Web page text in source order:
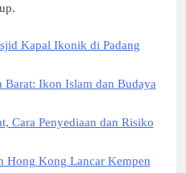
Kapal Ikonik di Padang
Barat: Ikon Islam dan Budaya
Cara Penyediaan dan Risiko
Hong Kong Lancar Kempen